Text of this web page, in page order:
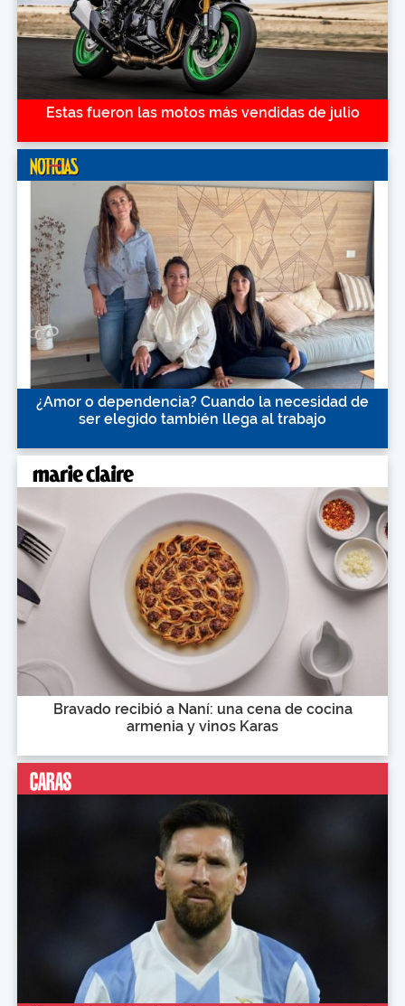
Estas fueron las motos más vendidas de julio
¿Amor o dependencia? Cuando la necesidad de
ser elegido también llega al trabajo
Bravado recibió a Naní: una cena de cocina
armenia y vinos Karas